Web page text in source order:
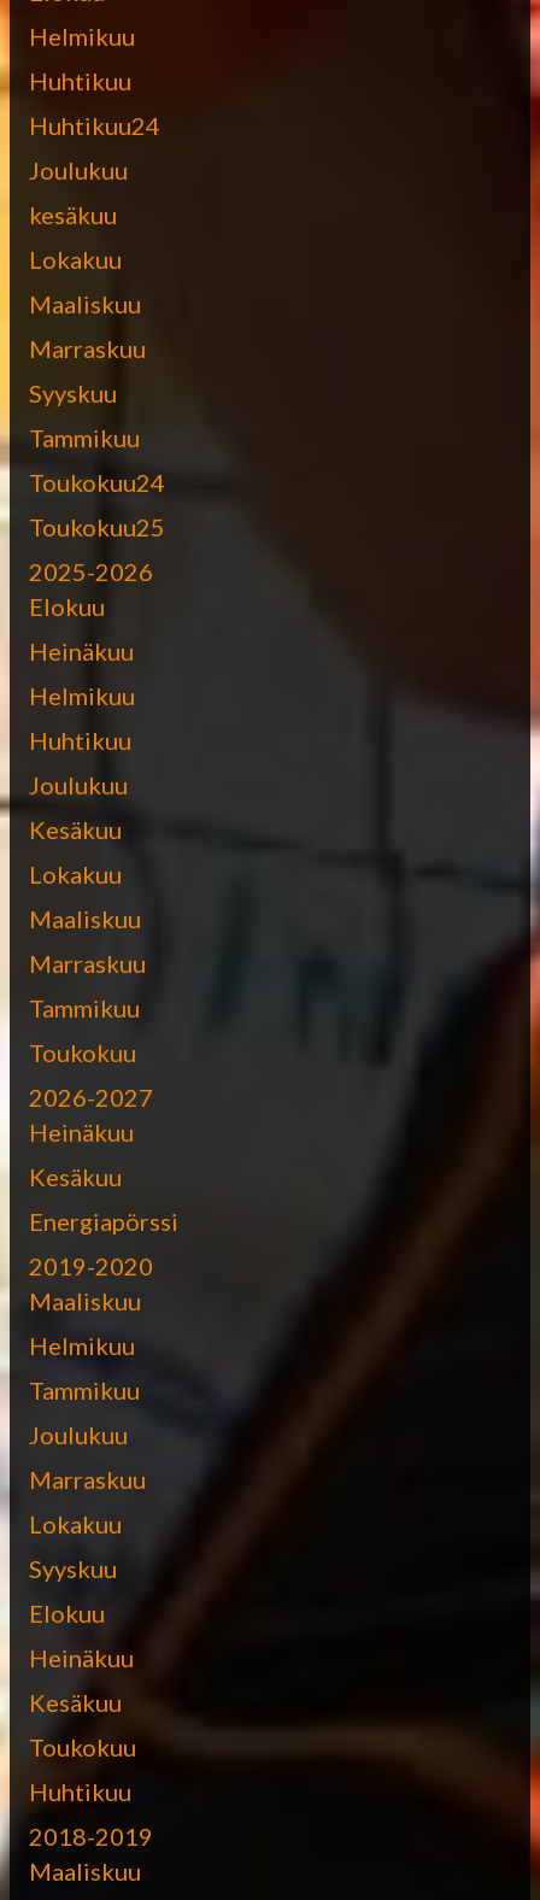
Helmikuu
Huhtikuu
Huhtikuu24
Joulukuu
kesäkuu
Lokakuu
Maaliskuu
Marraskuu
Syyskuu
Tammikuu
Toukokuu24
Toukokuu25
2025-2026
Elokuu
Heinäkuu
Helmikuu
Huhtikuu
Joulukuu
Kesäkuu
Lokakuu
Maaliskuu
Marraskuu
Tammikuu
Toukokuu
2026-2027
Heinäkuu
Kesäkuu
Energiapörssi
2019-2020
Maaliskuu
Helmikuu
Tammikuu
Joulukuu
Marraskuu
Lokakuu
Syyskuu
Elokuu
Heinäkuu
Kesäkuu
Toukokuu
Huhtikuu
2018-2019
Maaliskuu